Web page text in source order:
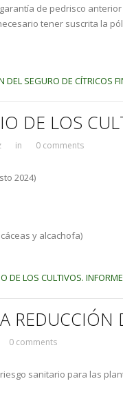
de pedrisco
tener suscrita la
SEGURO DE CÍTRICOS
DE LOS
in 0 comments
2024)
y alcachofa)
DE LOS CULTIVOS.
0 comments
riesgo sanitario para las